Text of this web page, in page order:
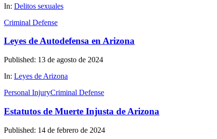
In: Delitos sexuales
Criminal Defense
Leyes de Autodefensa en Arizona
Published: 13 de agosto de 2024
In: Leyes de Arizona
Personal InjuryCriminal Defense
Estatutos de Muerte Injusta de Arizona
Published: 14 de febrero de 2024